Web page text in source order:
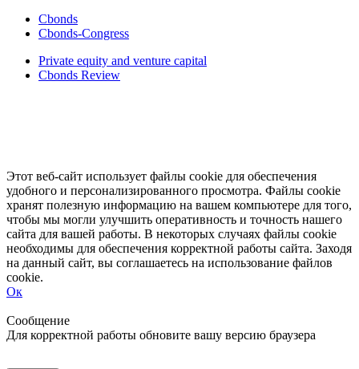
Cbonds
Cbonds-Congress
Private equity and venture capital
Cbonds Review
Этот веб-сайт использует файлы cookie для обеспечения
удобного и персонализированного просмотра. Файлы cookie
хранят полезную информацию на вашем компьютере для того,
чтобы мы могли улучшить оперативность и точность нашего
сайта для вашей работы. В некоторых случаях файлы cookie
необходимы для обеспечения корректной работы сайта. Заходя
на данный сайт, вы соглашаетесь на использование файлов
cookie.
Ок
Сообщение
Для корректной работы обновите вашу версию браузера